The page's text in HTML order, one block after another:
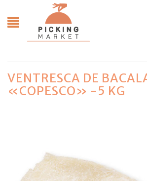
VENTRESCA DE
«COPESCO» -5 KG